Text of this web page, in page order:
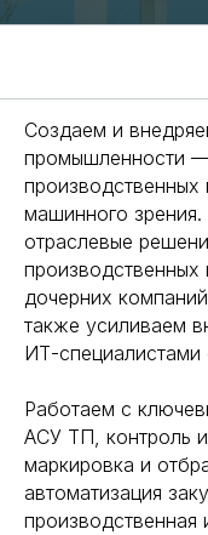
Создаем и
промышленности —
машинного
отраслевые
дочерних
также усиливаем
ИТ-специалистами
Работаем с
АСУ ТП, контроль
маркировка и
автоматизация
производственная